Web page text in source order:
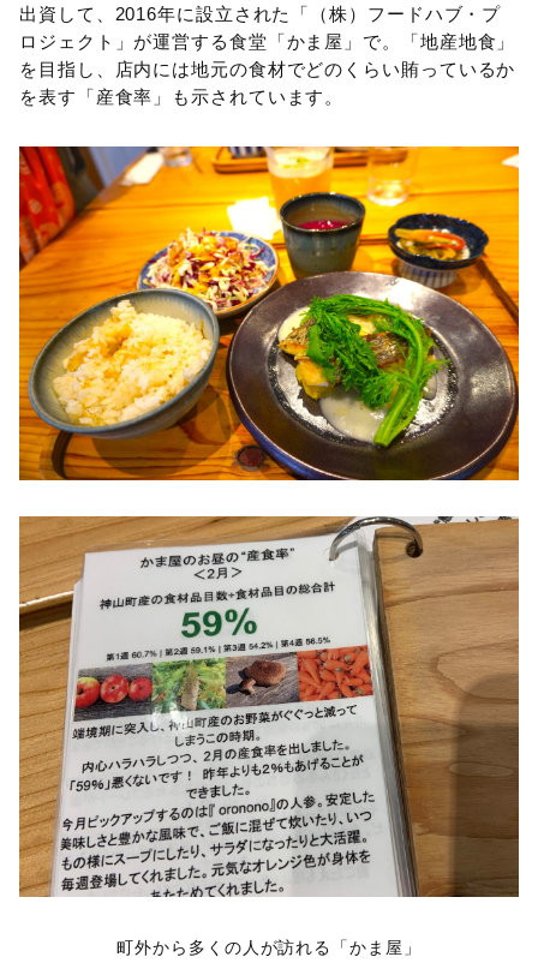
出資して、2016年に設立された「（株）フードハブ・プ
ロジェクト」が運営する食堂「かま屋」で。「地産地食」
を目指し、店内には地元の食材でどのくらい賄っているか
を表す「産食率」も示されています。
町外から多くの人が訪れる「かま屋」